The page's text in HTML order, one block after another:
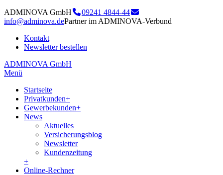
ADMINOVA GmbH
09241 4844-44
info@adminova.dePartner im ADMINOVA-Verbund
Kontakt
Newsletter bestellen
ADMINOVA GmbH
Menü
Startseite
Privatkunden+
Gewerbekunden+
News
Aktuelles
Versicherungsblog
Newsletter
Kundenzeitung
+
Online-Rechner